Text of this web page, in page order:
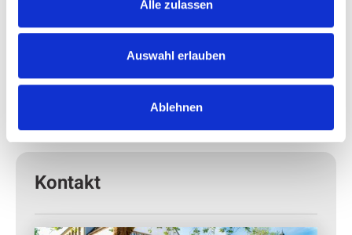
Alle zulassen
Auswahl erlauben
Ablehnen
Kontakt